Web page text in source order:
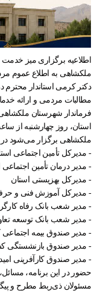
اطلاعیه برگزاری میز
ملکشاهی به اطلاع عموم
دکتر کرمی استاندار محترم
مطالبات مردمی و ارائه
فرماندار شهرستان
ملکشاهی برگزار می‌شود
- مدیرکل تأمین اجتماعی
- مدیر درمان تأمین اجتماعی
- مدیرکل بهزیستی استان
- مدیرکل آموزش فنی و
- مدیر شعب بانک رفاه
- مدیر شعب بانک توسعه
- مدیر صندوق بیمه اجتماعی
- مدیر صندوق بازنشستگی
- مدیر صندوق کارآفرینی
حضور در این برنامه،
مسئولان ذی‌ربط مطرح و